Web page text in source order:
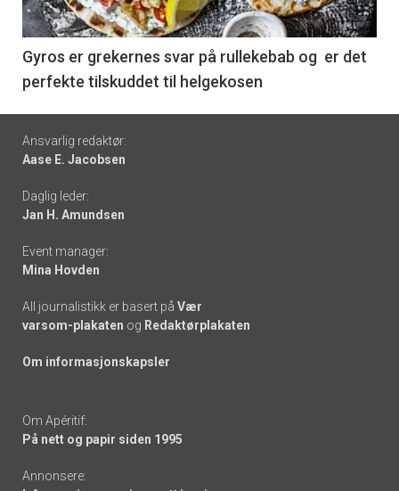
-
6
Gyros er grekernes svar på rullekebab og er det
perfekte tilskuddet til helgekosen
Footer
-
links
Ansvarlig redaktør:
Aase E. Jacobsen
Daglig leder:
Jan H. Amundsen
Event manager:
Mina Hovden
All journalistikk er basert på Vær
varsom-plakaten og Redaktørplakaten
Om informasjonskapsler
Om Apéritif:
På nett og papir siden 1995
Annonsere: